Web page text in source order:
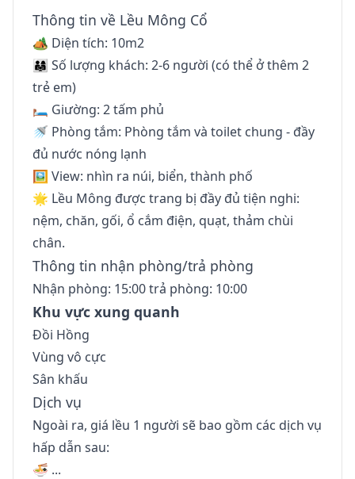
Thông tin về Lều Mông Cổ
🏕 Diện tích: 10m2
👨‍👩‍👧 Số lượng khách: 2-6 người (có thể ở thêm 2
trẻ em)
🛏 Giường: 2 tấm phủ
🚿 Phòng tắm: Phòng tắm và toilet chung - đầy
đủ nước nóng lạnh
🖼 View: nhìn ra núi, biển, thành phố
🌟 Lều Mông được trang bị đầy đủ tiện nghi:
nệm, chăn, gối, ổ cắm điện, quạt, thảm chùi
chân.
Thông tin nhận phòng/trả phòng
Nhận phòng: 15:00 trả phòng: 10:00
Khu vực xung quanh
Đồi Hồng
Vùng vô cực
Sân khấu
Dịch vụ
Ngoài ra, giá lều 1 người sẽ bao gồm các dịch vụ
hấp dẫn sau:
🍜 ...